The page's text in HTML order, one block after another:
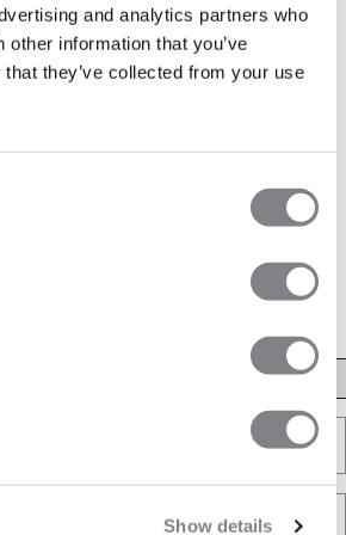
and analytics partners who
other information that you’ve
they’ve collected from your use
Show details
scrunch-detalje.
L
- GIV MIG BESKED
TIL ØNSKESKYEN